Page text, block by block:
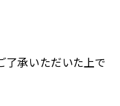
了承いただいた上で